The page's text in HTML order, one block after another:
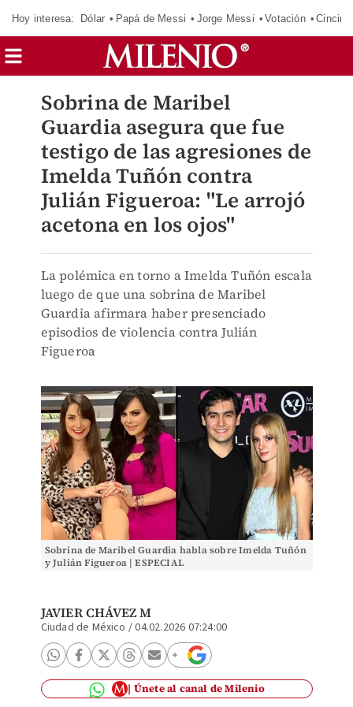
Hoy interesa: Dólar Papá de Messi Jorge Messi Votación
Sobrina de Maribel
Guardia asegura que fue
testigo de las agresiones de
Imelda Tuñón contra
Julián Figueroa: "Le arrojó
acetona en los ojos"
La polémica en torno a Imelda Tuñón escala
luego de que una sobrina de Maribel
Guardia afirmara haber presenciado
episodios de violencia contra Julián
Figueroa
Sobrina de Maribel Guardia habla sobre Imelda Tuñón
y Julián Figueroa | ESPECIAL
JAVIER CHÁVEZ M
Ciudad de México /04.02.2026 07:24:00
Únete al canal de Milenio